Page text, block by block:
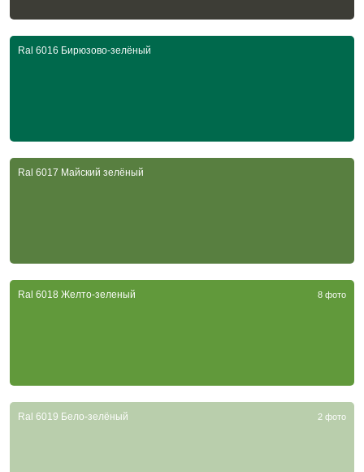
Ral 6016 Бирюзово-зелёный
Ral 6017 Майский зелёный
Ral 6018 Желто-зеленый 8 фото
Ral 6019 Бело-зелёный 2 фото